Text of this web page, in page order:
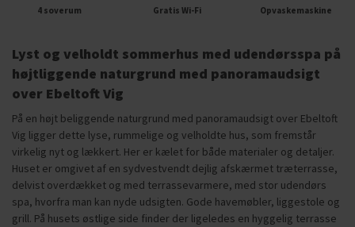
4 soverum Gratis Wi-Fi Opvaskemaskine
Lyst og velholdt sommerhus med udendørsspa på
højtliggende naturgrund med panoramaudsigt
over Ebeltoft Vig
På en højt beliggende naturgrund med panoramaudsigt over Ebeltoft
Vig ligger dette lyse, rummelige og velholdte hus, som fremstår
virkelig nyt og lækkert. Her er kælet for både materialer og detaljer.
Huset er omgivet af en sydvestvendt dejlig afskærmet træterrasse,
delvist overdækket og med terrassevarmere, med stor udendørs
spa, hvorfra man kan nyde udsigten. Gode havemøbler, liggestole og
grill. På husets østlige side finder der ligeledes en hyggelig terrasse